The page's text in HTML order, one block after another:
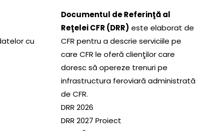
cu
Documentul de Referinţă al
Reţelei CFR (DRR) este elaborat de
CFR pentru a descrie serviciile pe
care CFR le oferă clienţilor care
doresc să opereze trenuri pe
infrastructura feroviară administrată
de CFR.
DRR 2026
DRR 2027 Proiect